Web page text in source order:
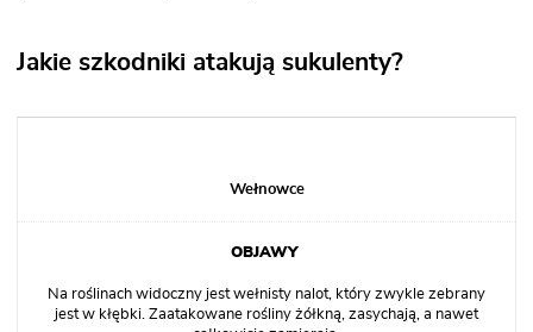
Jakie szkodniki atakują sukulenty?
Wełnowce
Na roślinach widoczny jest wełnisty nalot, który zwykle zebrany
jest w kłębki. Zaatakowane rośliny żółkną, zasychają, a nawet